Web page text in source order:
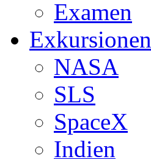
Examen
Exkursionen
NASA
SLS
SpaceX
Indien